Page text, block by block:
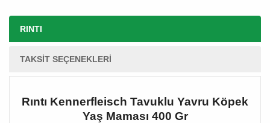
RINTI
TAKSIT SEÇENEKLERI
Rıntı Kennerfleisch Tavuklu Yavru Köpek
Yaş Maması 400 Gr